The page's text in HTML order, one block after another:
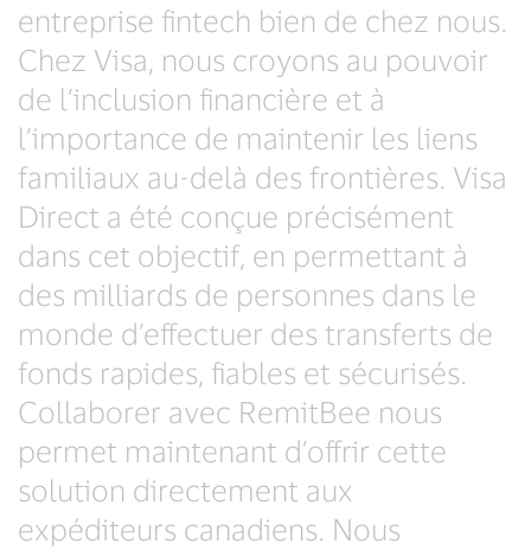
entreprise fintech bien de chez nous.
Chez Visa, nous croyons au pouvoir
de l’inclusion financière et à
l’importance de maintenir les liens
familiaux au-delà des frontières. Visa
Direct a été conçue précisément
dans cet objectif, en permettant à
des milliards de personnes dans le
monde d’effectuer des transferts de
fonds rapides, fiables et sécurisés.
Collaborer avec RemitBee nous
permet maintenant d’offrir cette
solution directement aux
expéditeurs canadiens. Nous